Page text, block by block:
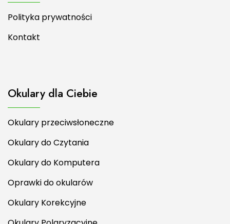
Polityka prywatności
Kontakt
Okulary dla Ciebie
Okulary przeciwsłoneczne
Okulary do Czytania
Okulary do Komputera
Oprawki do okularów
Okulary Korekcyjne